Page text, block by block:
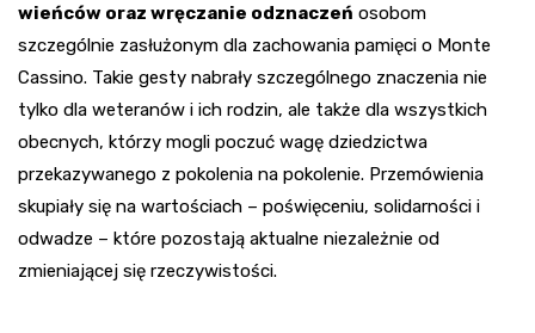
wieńców oraz wręczanie odznaczeń osobom
szczególnie zasłużonym dla zachowania pamięci o Monte
Cassino. Takie gesty nabrały szczególnego znaczenia nie
tylko dla weteranów i ich rodzin, ale także dla wszystkich
obecnych, którzy mogli poczuć wagę dziedzictwa
przekazywanego z pokolenia na pokolenie. Przemówienia
skupiały się na wartościach – poświęceniu, solidarności i
odwadze – które pozostają aktualne niezależnie od
zmieniającej się rzeczywistości.